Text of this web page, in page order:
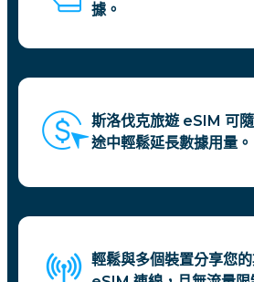
據。
斯洛伐克旅遊 eSIM 可
途中輕鬆延長數據用量。
輕鬆與多個裝置分享您